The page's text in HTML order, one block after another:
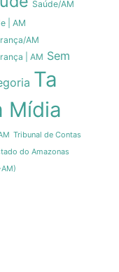
Saúde/AM
| AM
AM
| AM Sem
Ta
Mídia
Tribunal de Contas
do Amazonas